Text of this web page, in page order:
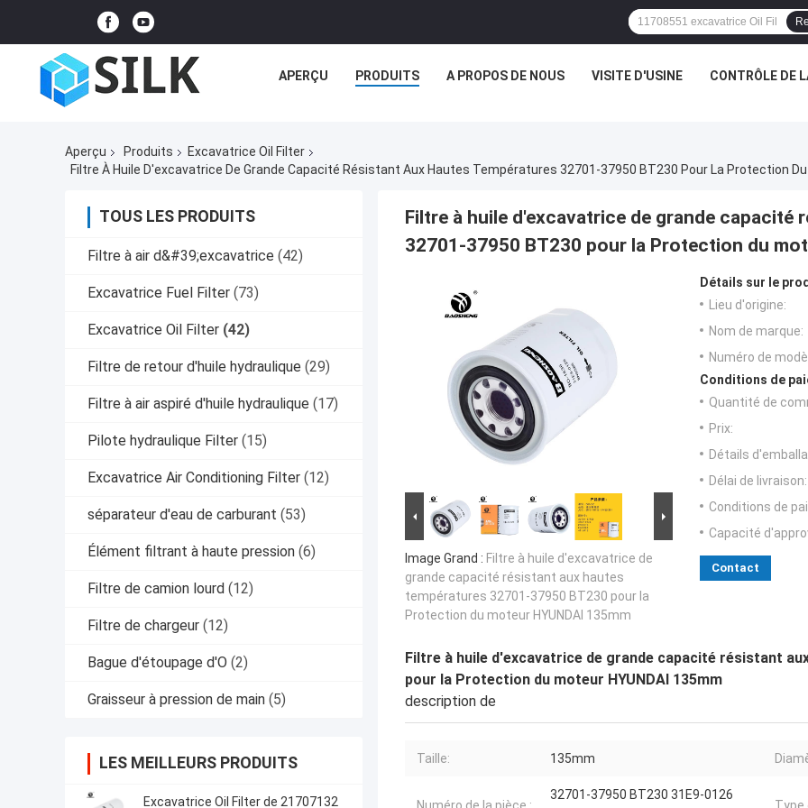
APERÇU PRODUITS A PROPOS DE NOUS VISITE D'USINE CONTRÔLE DE
Aperçu Produits
Excavatrice Oil Filter
Filtre À Huile D'excavatrice De Grande Capacité Résistant Aux Hautes Températures 32701-37950 BT230 Pour La Protection
TOUS LES PRODUITS
Filtre à air d&#39;excavatrice (42)
Excavatrice Fuel Filter (73)
Excavatrice Oil Filter (42)
Filtre de retour d'huile hydraulique (29)
Filtre à air aspiré d'huile hydraulique (17)
Pilote hydraulique Filter (15)
Excavatrice Air Conditioning Filter (12)
séparateur d'eau de carburant (53)
Élément filtrant à haute pression (6)
Filtre de camion lourd (12)
Filtre de chargeur (12)
Bague d'étoupage d'O (2)
Graisseur à pression de main (5)
LES MEILLEURS PRODUITS
Excavatrice Oil Filter de 21707132
Filtre à huile d'excavatrice de grande capacité
32701-37950 BT230 pour la Protection du
Image Grand : Filtre à huile d'excavatrice de
grande capacité résistant aux hautes
températures 32701-37950 BT230 pour la
Protection du moteur HYUNDAI 135mm
Détails sur le
Lieu d'origine:
Nom de marque:
Numéro de
Conditions de
Quantité de
Prix:
Détails
Délai de livraison:
Conditions de
Capacité
Contact
Filtre à huile d'excavatrice de grande capacité résistant
pour la Protection du moteur HYUNDAI 135mm
description de
Taille: 135mm
Numéro de la pièce.:
32701-37950 BT230 31E9-0126
Type